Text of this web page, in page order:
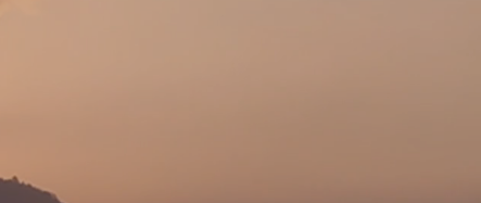
de
elles.